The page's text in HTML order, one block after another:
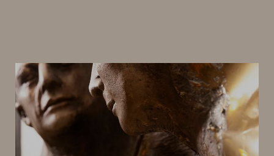
Suomen
Kulttuurirahasto
–
SKR